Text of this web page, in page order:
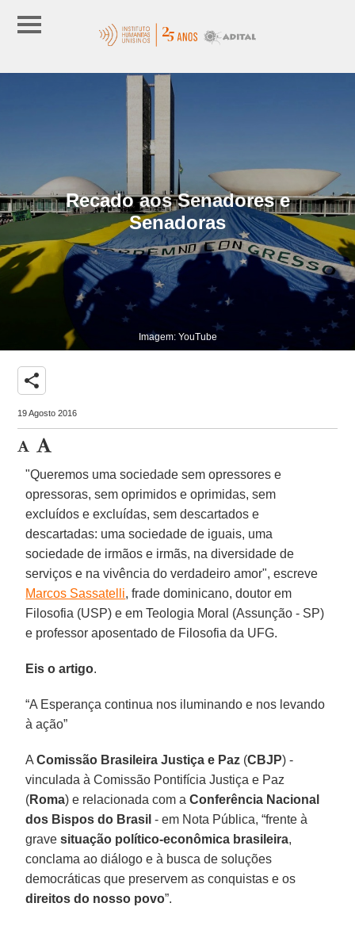
Recado aos Senadores e
Senadoras
Imagem: YouTube
share
19 Agosto 2016
"Queremos uma sociedade sem opressores e
opressoras, sem oprimidos e oprimidas, sem
excluídos e excluídas, sem descartados e
descartadas: uma sociedade de iguais, uma
sociedade de irmãos e irmãs, na diversidade de
serviços e na vivência do verdadeiro amor", escreve
Marcos Sassatelli, frade dominicano, doutor em
Filosofia (USP) e em Teologia Moral (Assunção - SP)
e professor aposentado de Filosofia da UFG.
Eis o artigo.
“A Esperança continua nos iluminando e nos levando
à ação”
AComissão Brasileira Justiça e Paz (CBJP) -
vinculada à Comissão Pontifícia Justiça e Paz
(Roma) e relacionada com aConferência Nacional
dos Bispos do Brasil - em Nota Pública, “frente à
gravesituação político-econômica brasileira,
conclama ao diálogo e à busca de soluções
democráticas que preservem as conquistas e os
direitos do nosso povo”.